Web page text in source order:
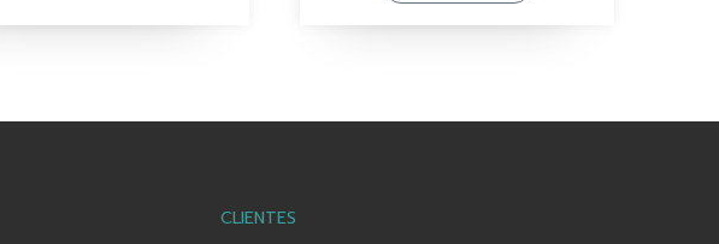
CLIENTES